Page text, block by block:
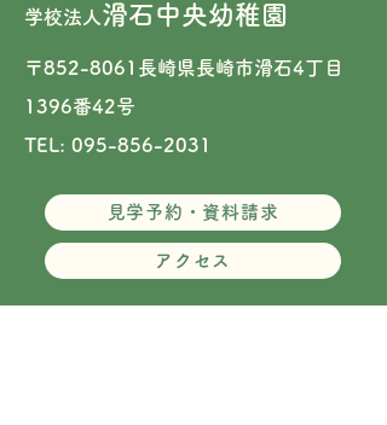
学校法人 滑石中央幼稚園
〒852-8061長崎県長崎市滑石4丁目
1396番42号​
TEL: 095-856-2031
見学予約・資料請求
アクセス